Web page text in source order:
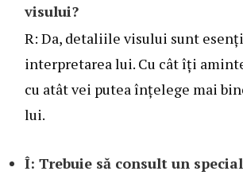
visului?
R: Da, detaliile visului sunt
interpretarea lui. Cu cât îți
cu atât vei putea înțelege mai
lui.
Î: Trebuie să consult un